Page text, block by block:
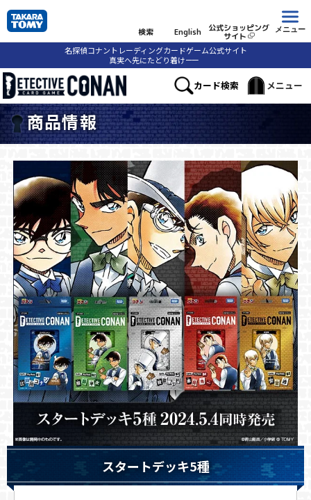
検索 English 公式ショッピング
サイト
メニュー
名探偵コナントレーディングカードゲーム公式サイト
真実へ先にたどり着けーー
カード検索 メニュー
商品情報
スタートデッキ5種